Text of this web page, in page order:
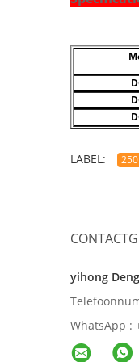
LABEL:
yihong Deng
WhatsApp :